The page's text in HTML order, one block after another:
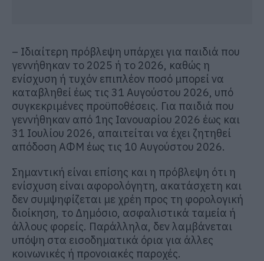
– Ιδιαίτερη πρόβλεψη υπάρχει για παιδιά που
γεννήθηκαν το 2025 ή το 2026, καθώς η
ενίσχυση ή τυχόν επιπλέον ποσό μπορεί να
καταβληθεί έως τις 31 Αυγούστου 2026, υπό
συγκεκριμένες προϋποθέσεις. Για παιδιά που
γεννήθηκαν από 1ης Ιανουαρίου 2026 έως και
31 Ιουλίου 2026, απαιτείται να έχει ζητηθεί
απόδοση ΑΦΜ έως τις 10 Αυγούστου 2026.
Σημαντική είναι επίσης και η πρόβλεψη ότι η
ενίσχυση είναι αφορολόγητη, ακατάσχετη και
δεν συμψηφίζεται με χρέη προς τη φορολογική
διοίκηση, το Δημόσιο, ασφαλιστικά ταμεία ή
άλλους φορείς. Παράλληλα, δεν λαμβάνεται
υπόψη στα εισοδηματικά όρια για άλλες
κοινωνικές ή προνοιακές παροχές.